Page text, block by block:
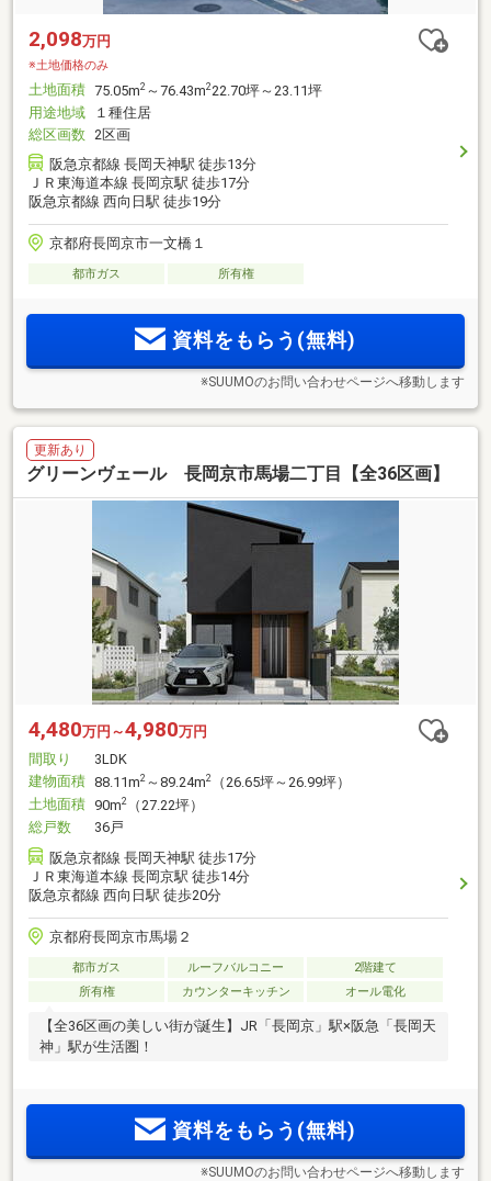
2,098万円
※土地価格のみ
土地面積 75.05m2 ～76.43m2 22.70坪～23.11坪
用途地域
１種住居
総区画数 2区画
阪急京都線 長岡天神駅 徒歩13分
ＪＲ東海道本線 長岡京駅 徒歩17分
阪急京都線 西向日駅 徒歩19分
京都府長岡京市一文橋１
都市ガス 所有権
資料をもらう(無料)
※SUUMOのお問い合わせページへ移動します
更新あり
グリーンヴェール 長岡京市馬場二丁目【全36区画】
4,480万円～4,980万円
間取り
3LDK
建物面積 88.11m2 ～89.24m2
（26.65坪～26.99坪）
土地面積 90m2
（27.22坪）
総戸数
36戸
阪急京都線 長岡天神駅 徒歩17分
ＪＲ東海道本線 長岡京駅 徒歩14分
阪急京都線 西向日駅 徒歩20分
京都府長岡京市馬場２
都市ガス ルーフバルコニー
2階建て
所有権
カウンターキッチン オール電化
【全36区画の美しい街が誕生】JR「長岡京」駅×阪急「長岡天
神」駅が生活圏！
資料をもらう(無料)
※SUUMOのお問い合わせページへ移動します